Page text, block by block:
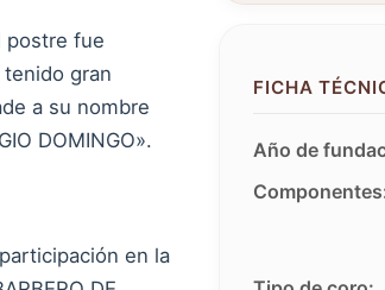
postre fue
tenido gran
a su nombre
DOMINGO».
en la
FICHA
Año de